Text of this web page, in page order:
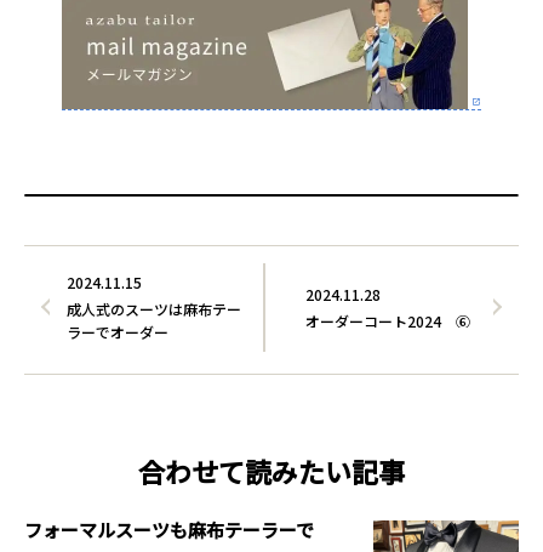
2024.11.28
オーダーコート2024 ⑥
2024.11.15
成人式のスーツは麻布テー
ラーでオーダー
合わせて読みたい記事
フォーマルスーツも麻布テーラーで